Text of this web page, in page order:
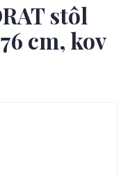
stôl
cm, kov